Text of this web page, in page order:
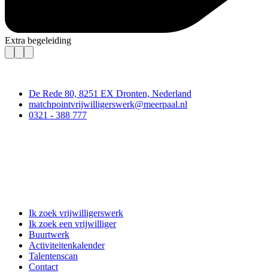
Extra begeleiding
De Rede 80, 8251 EX Dronten, Nederland
matchpointvrijwilligerswerk@meerpaal.nl
0321 - 388 777
Ik zoek vrijwilligerswerk
Ik zoek een vrijwilliger
Buurtwerk
Activiteitenkalender
Talentenscan
Contact